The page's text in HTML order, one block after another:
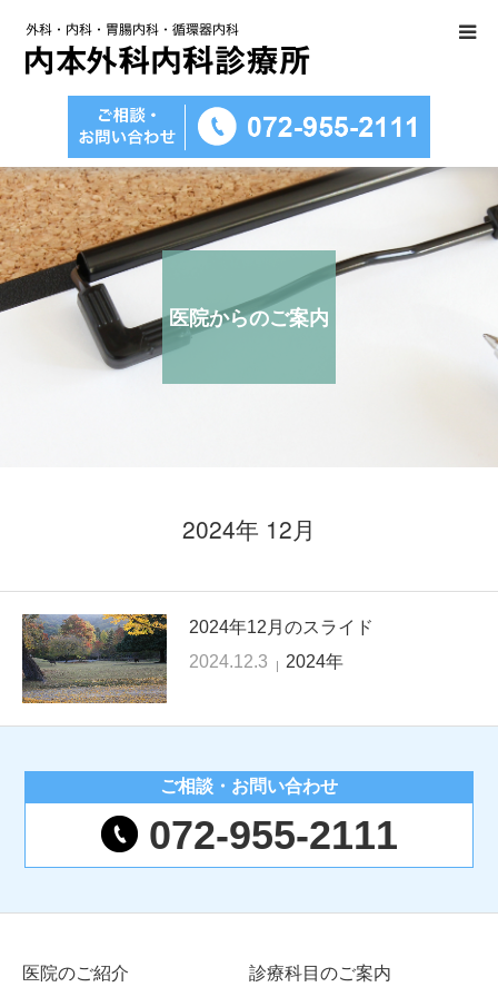
医院からのご案内
2024年 12月
2024年12月のスライド
2024.12.3
2024年
ご相談・ お問い合わせ
072-955-2111
医院のご紹介 診療科目のご案内
医院のご紹介
診療科目のご案内
医療設備
内視鏡検査について
アクセス